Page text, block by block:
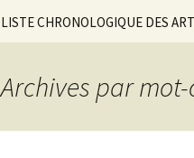
LISTE CHRONOLOGIQUE DES
Archives par